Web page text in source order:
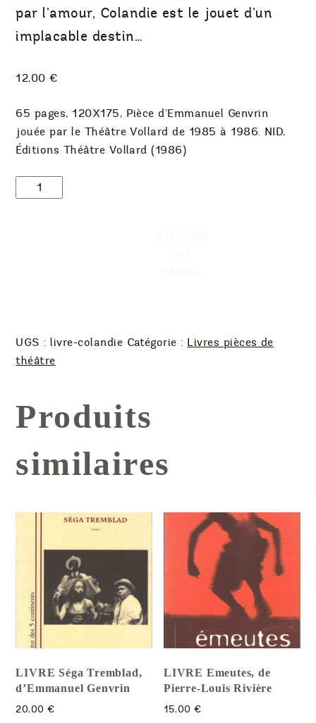
par l’amour, Colandie est le jouet d’un
implacable destin…
12,00€
65 pages, 120X175, Pièce d’Emmanuel Genvrin
jouée par le Théâtre Vollard de 1985 à 1986. NID,
Éditions Théâtre Vollard (1986)
quantité
de
UGS :livre-colandie Catégorie : Livres pièces de
théâtre
Produits
similaires
LIVRE Séga Tremblad,
d’Emmanuel Genvrin
20,00€
LIVRE Emeutes, de
Pierre-Louis Rivière
15,00 €